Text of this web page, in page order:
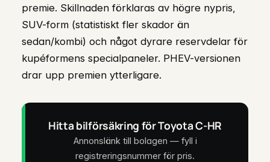
premie. Skillnaden förklaras av högre nypris,
SUV-form (statistiskt fler skador än
sedan/kombi) och något dyrare reservdelar för
kupéformens specialpaneler. PHEV-versionen
drar upp premien ytterligare.
Hitta bilförsäkring för Toyota C-HR
Annonslänk till bolagen — fyll i
registreringsnummer för pris.